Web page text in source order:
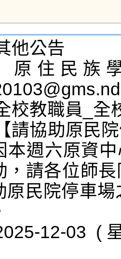
他公告
原住民族
校教職員_全
請協助原民
本週六原資
，請各位師
原民院停車
12-03  (